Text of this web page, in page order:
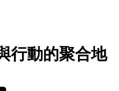
行動的聚合地